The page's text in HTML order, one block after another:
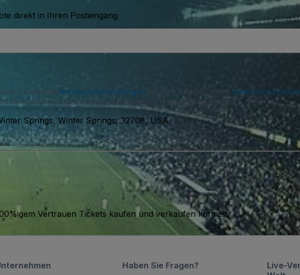
direkt in Ihren Posteingang
Sie unseren Nutzungsvereinbarungen zu und erkennen unsere
Benachrichtigungen von uns und können sich jederzeit abmelden.
Springs, Winter Springs, 32708, USA
Vertrauen Tickets kaufen und verkaufen können.
Live-
Haben Sie Fragen?